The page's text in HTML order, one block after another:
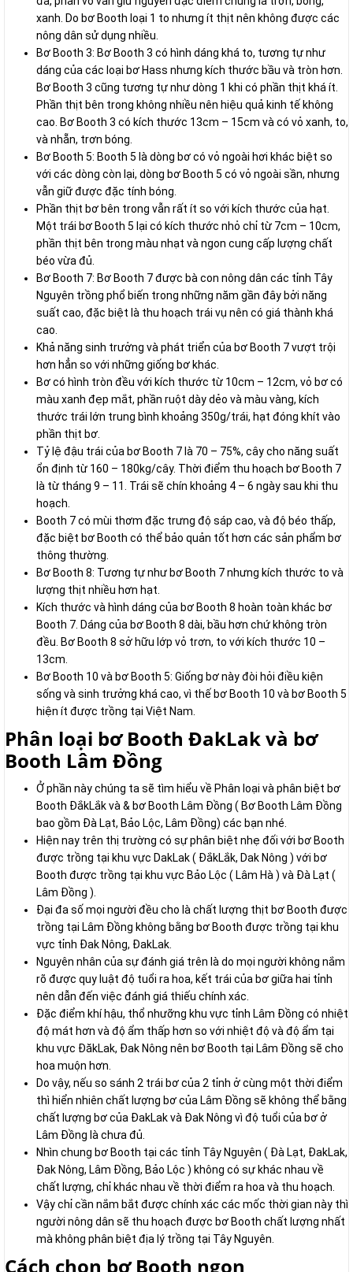
xanh. Do bơ Booth loại 1 to nhưng ít thịt nên không được các
nông dân sử dụng nhiều.
Bơ Booth 3: Bơ Booth 3 có hình dáng khá to, tương tự như
dáng của các loại bơ Hass nhưng kích thước bầu và tròn hơn.
Bơ Booth 3 cũng tương tự như dòng 1 khi có phần thịt khá ít.
Phần thịt bên trong không nhiều nên hiệu quả kinh tế không
cao. Bơ Booth 3 có kích thước 13cm – 15cm và có vỏ xanh, to,
và nhẵn, trơn bóng.
Bơ Booth 5: Booth 5 là dòng bơ có vỏ ngoài hơi khác biệt so
với các dòng còn lại, dòng bơ Booth 5 có vỏ ngoài sần, nhưng
vẫn giữ được đặc tính bóng.
Phần thịt bơ bên trong vẫn rất ít so với kích thước của hạt.
Một trái bơ Booth 5 lại có kích thước nhỏ chỉ từ 7cm – 10cm,
phần thịt bên trong màu nhạt và ngon cung cấp lượng chất
béo vừa đủ.
Bơ Booth 7: Bơ Booth 7 được bà con nông dân các tỉnh Tây
Nguyên trồng phổ biến trong những năm gần đây bởi năng
suất cao, đặc biệt là thu hoạch trái vụ nên có giá thành khá
cao.
Khả năng sinh trưởng và phát triển của bơ Booth 7 vượt trội
hơn hẳn so với những giống bơ khác.
Bơ có hình tròn đều với kích thước từ 10cm – 12cm, vỏ bơ có
màu xanh đẹp mắt, phần ruột dày dẻo và màu vàng, kích
thước trái lớn trung bình khoảng 350g/trái, hạt đóng khít vào
phần thịt bơ.
Tỷ lệ đậu trái của bơ Booth 7 là 70 – 75%, cây cho năng suất
ổn định từ 160 – 180kg/cây. Thời điểm thu hoạch bơ Booth 7
là từ tháng 9 – 11. Trái sẽ chín khoảng 4 – 6 ngày sau khi thu
hoạch.
Booth 7 có mùi thơm đặc trưng độ sáp cao, và độ béo thấp,
đặc biệt bơ Booth có thể bảo quản tốt hơn các sản phẩm bơ
thông thường.
Bơ Booth 8: Tương tự như bơ Booth 7 nhưng kích thước to và
lượng thịt nhiều hơn hạt.
Kích thước và hình dáng của bơ Booth 8 hoàn toàn khác bơ
Booth 7. Dáng của bơ Booth 8 dài, bầu hơn chứ không tròn
đều. Bơ Booth 8 sở hữu lớp vỏ trơn, to với kích thước 10 –
13cm.
Bơ Booth 10 và bơ Booth 5: Giống bơ này đòi hỏi điều kiện
sống và sinh trưởng khá cao, vì thế bơ Booth 10 và bơ Booth 5
hiện ít được trồng tại Việt Nam.
Phân loại bơ Booth ĐakLak và bơ
Booth Lâm Đồng
Ở phần này chúng ta sẽ tìm hiểu về Phân loại và phân biệt bơ
Booth ĐắkLắk và & bơ Booth Lâm Đồng ( Bơ Booth Lâm Đồng
bao gồm Đà Lạt, Bảo Lộc, Lâm Đồng) các bạn nhé.
Hiện nay trên thị trường có sự phân biệt nhẹ đối với bơ Booth
được trồng tại khu vực DakLak ( ĐắkLắk, Dak Nông ) với bơ
Booth được trồng tại khu vực Bảo Lộc ( Lâm Hà ) và Đà Lạt (
Lâm Đồng ).
Đại đa số mọi người đều cho là chất lượng thịt bơ Booth được
trồng tại Lâm Đồng không bằng bơ Booth được trồng tại khu
vực tỉnh Đak Nông, ĐakLak.
Nguyên nhân của sự đánh giá trên là do mọi người không nắm
rõ được quy luật độ tuổi ra hoa, kết trái của bơ giữa hai tỉnh
nên dẫn đến việc đánh giá thiếu chính xác.
Đặc điểm khí hậu, thổ nhưỡng khu vực tỉnh Lâm Đồng có nhiệt
độ mát hơn và độ ẩm thấp hơn so với nhiệt độ và độ ẩm tại
khu vực ĐăkLak, Đak Nông nên bơ Booth tại Lâm Đồng sẽ cho
hoa muộn hơn.
Do vậy, nếu so sánh 2 trái bơ của 2 tỉnh ở cùng một thời điểm
thì hiển nhiên chất lượng bơ của Lâm Đồng sẽ không thể bằng
chất lượng bơ của ĐakLak và Đak Nông vì độ tuổi của bơ ở
Lâm Đồng là chưa đủ.
Nhìn chung bơ Booth tại các tỉnh Tây Nguyên ( Đà Lạt, ĐakLak,
Đak Nông, Lâm Đồng, Bảo Lộc ) không có sự khác nhau về
chất lượng, chỉ khác nhau về thời điểm ra hoa và thu hoạch.
Vậy chỉ cần nắm bắt được chính xác các mốc thời gian này thì
người nông dân sẽ thu hoạch được bơ Booth chất lượng nhất
mà không phân biệt địa lý trồng tại Tây Nguyên.
Cách chọn bơ Booth ngon